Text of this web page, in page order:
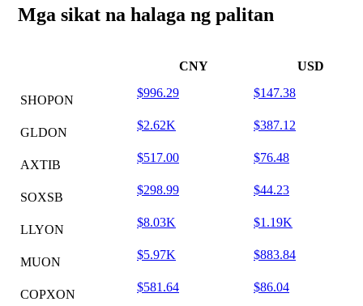
Mga sikat na halaga ng palitan
CNY USD
SHOPON
$996.29 $147.38
GLDON
$2.62K $387.12
AXTIB
$517.00 $76.48
SOXSB
$298.99 $44.23
LLYON
$8.03K $1.19K
MUON
$5.97K $883.84
COPXON
$581.64 $86.04